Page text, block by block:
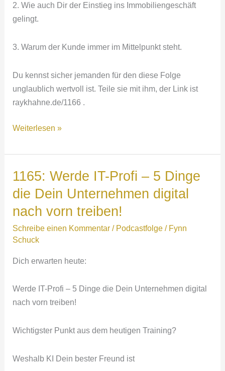
2. Wie auch Dir der Einstieg ins Immobiliengeschäft
gelingt.
3. Warum der Kunde immer im Mittelpunkt steht.
Du kennst sicher jemanden für den diese Folge
unglaublich wertvoll ist. Teile sie mit ihm, der Link ist
raykhahne.de/1166 .
1166:
Finanzbeamten
Immobilien-
Magnaten!
mit
Eiffler
Weiterlesen »
1165: Werde IT-Profi – 5 Dinge
die Dein Unternehmen digital
nach vorn treiben!
Schreibe einen Kommentar / Podcastfolge / Fynn
Schuck
Dich erwarten heute:
Werde IT-Profi – 5 Dinge die Dein Unternehmen digital
nach vorn treiben!
Wichtigster Punkt aus dem heutigen Training?
Weshalb KI Dein bester Freund ist